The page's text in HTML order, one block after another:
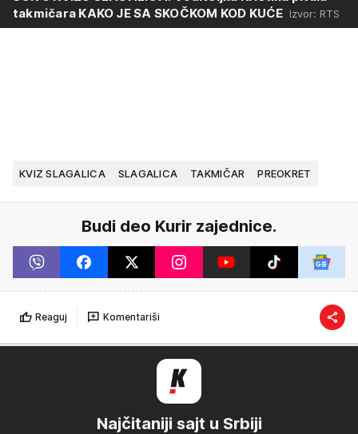
takmičara KAKO JE SA SKOČKOM KOD KUĆE Izvor: RTS
KVIZ SLAGALICA SLAGALICA TAKMIČAR PREOKRET
Budi deo Kurir zajednice.
Reaguj Komentariši
Najčitaniji sajt u Srbiji